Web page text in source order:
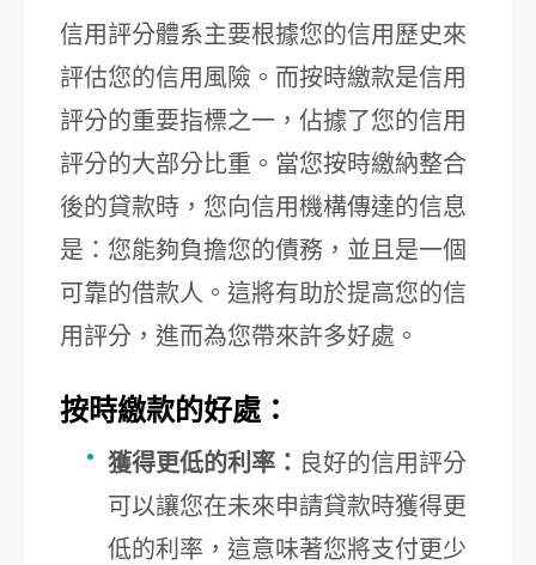
信用評分體系主要根據您的信用歷史來
評估您的信用風險。而按時繳款是信用
評分的重要指標之一，佔據了您的信用
評分的大部分比重。當您按時繳納整合
後的貸款時，您向信用機構傳達的信息
是：您能夠負擔您的債務，並且是一個
可靠的借款人。這將有助於提高您的信
用評分，進而為您帶來許多好處。
按時繳款的好處：
獲得更低的利率： 良好的信用評分
可以讓您在未來申請貸款時獲得更
低的利率，這意味著您將支付更少